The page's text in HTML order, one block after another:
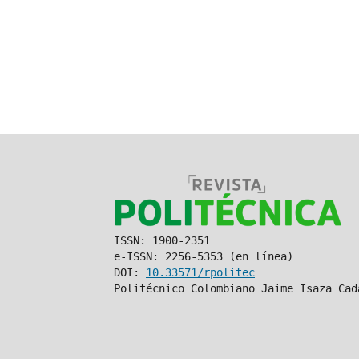
ISSN: 1900-2351
e-ISSN: 2256-5353 (en línea)
DOI: 10.33571/rpolitec
Politécnico Colombiano Jaime Isaza